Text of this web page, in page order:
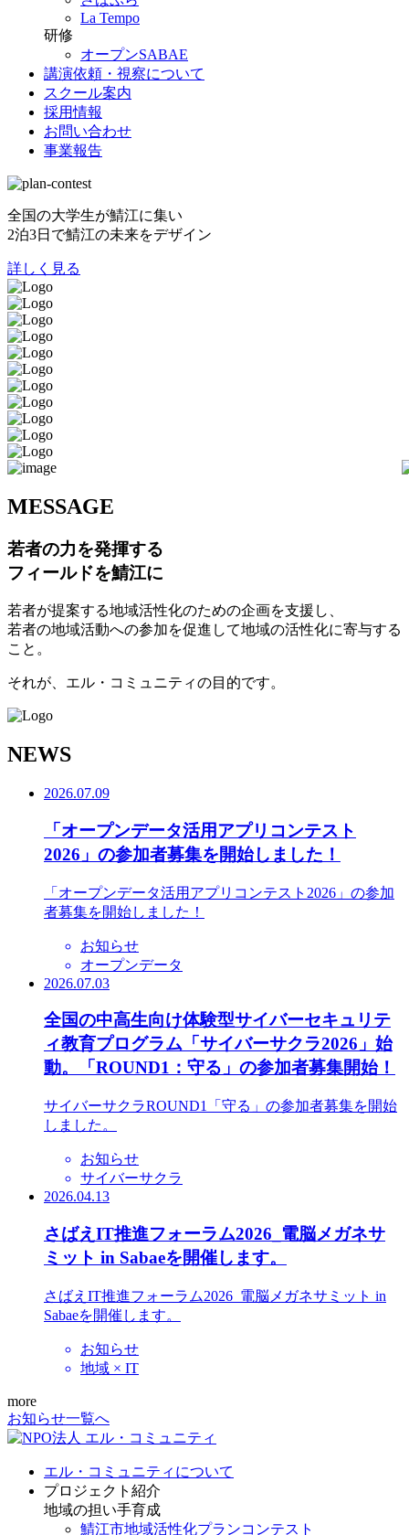
La Tempo
研修
オープンSABAE
講演依頼・視察について
スクール案内
採用情報
お問い合わせ
事業報告
全国の大学生が鯖江に集い
2泊3日で鯖江の未来をデザイン
詳しく見る
MESSAGE
若者の力を発揮する
フィールドを鯖江に
若者が提案する地域活性化のための企画を支援し、
若者の地域活動への参加を促進して地域の活性化に寄与する
こと。
それが、エル・コミュニティの目的です。
NEWS
2026.07.09
「オープンデータ活用アプリコンテスト
2026」の参加者募集を開始しました！
「オープンデータ活用アプリコンテスト2026」の参加
者募集を開始しました！
お知らせ
オープンデータ
2026.07.03
全国の中高生向け体験型サイバーセキュリテ
ィ教育プログラム「サイバーサクラ2026」始
動。「ROUND1：守る」の参加者募集開始！
サイバーサクラROUND1「守る」の参加者募集を開始
しました。
お知らせ
サイバーサクラ
2026.04.13
さばえIT推進フォーラム2026_電脳メガネサ
ミット in Sabaeを開催します。
さばえIT推進フォーラム2026_電脳メガネサミット in
Sabaeを開催します。
お知らせ
地域 × IT
more
お知らせ一覧へ
エル・コミュニティについて
プロジェクト紹介
地域の担い手育成
鯖江市地域活性化プランコンテスト